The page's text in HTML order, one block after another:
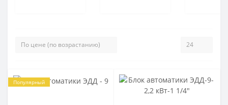
Популярный